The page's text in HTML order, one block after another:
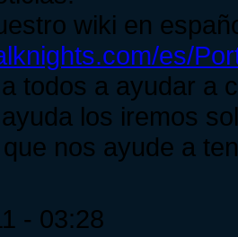
wiki en
es/
todos a ayudar a
los iremos
nos ayude a
- 03:28